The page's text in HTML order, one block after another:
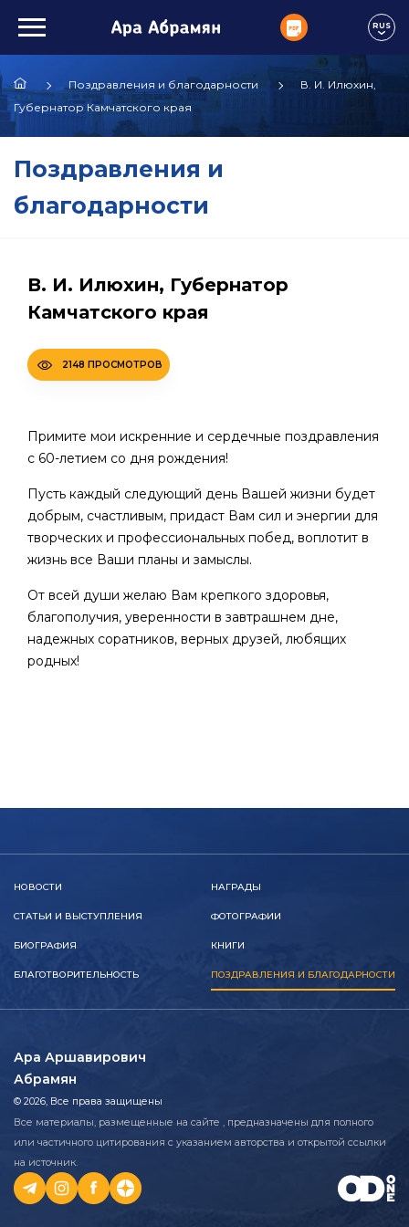
RUS
Поздравления и благодарности
В. И. Илюхин,
Губернатор Камчатского края
Поздравления и
благодарности
В. И. Илюхин, Губернатор
Камчатского края
2148 ПРОСМОТРОВ
Примите мои искренние и сердечные поздравления
с 60-летием со дня рождения!
Пусть каждый следующий день Вашей жизни будет
добрым, счастливым, придаст Вам сил и энергии для
творческих и профессиональных побед, воплотит в
жизнь все Ваши планы и замыслы.
От всей души желаю Вам крепкого здоровья,
благополучия, уверенности в завтрашнем дне,
надежных соратников, верных друзей, любящих
родных!
НОВОСТИ
СТАТЬИ И ВЫСТУПЛЕНИЯ
БИОГРАФИЯ
БЛАГОТВОРИТЕЛЬНОСТЬ
НАГРАДЫ
ФОТОГРАФИИ
КНИГИ
ПОЗДРАВЛЕНИЯ И БЛАГОДАРНОСТИ
Ара Аршавирович
Абрамян
© 2026, Все права защищены
Все материалы, размещенные на сайте , предназначены для полного
или частичного цитирования с указанием авторства и открытой ссылки
на источник.